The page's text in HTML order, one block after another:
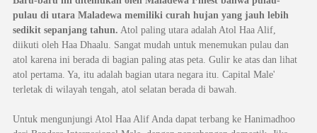
pulau di utara Maladewa memiliki curah hujan yang jauh lebih
sedikit sepanjang tahun. Atol paling utara adalah Atol Haa Alif,
diikuti oleh Haa Dhaalu. Sangat mudah untuk menemukan pulau dan
atol karena ini berada di bagian paling atas peta. Gulir ke atas dan lihat
atol pertama. Ya, itu adalah bagian utara negara itu. Capital Male'
terletak di wilayah tengah, atol selatan berada di bawah.
Untuk mengunjungi Atol Haa Alif Anda dapat terbang ke Hanimadhoo